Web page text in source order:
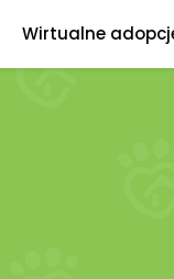
Wirtualne